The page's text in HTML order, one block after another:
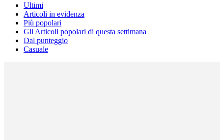
Ultimi
Articoli in evidenza
Più popolari
Gli Articoli popolari di questa settimana
Dal punteggio
Casuale